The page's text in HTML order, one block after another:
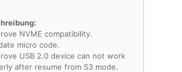
NVME compatibility.
micro code.
USB 2.0 device can not work
after resume from S3 mode.